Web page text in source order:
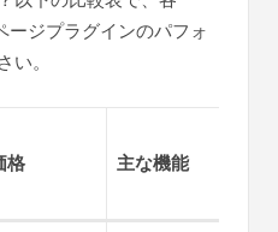
ージプラグインのパフォ
。
格 主な機能